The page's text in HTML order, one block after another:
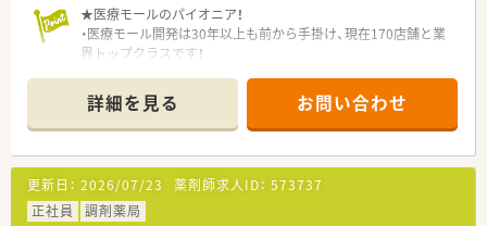
★医療モールのパイオニア！
・医療モール開発は30年以上も前から手掛け、現在170店舗と業
界トップクラスです！
を実現します。
・医師と連携して開局をしているため、関係性が良好で疑義照会
などもスムーズです。
・合同勉強会を開催するなど、二人三脚で患者さまの治療に向き
合っています。
・こどもクリニック＆こども薬局などの職場体験や地域活動も積
極的に行っています。
詳細を見る お問い合わせ
更新日： 2026/07/23 薬剤師求人ID： 573737
正社員
調剤薬局